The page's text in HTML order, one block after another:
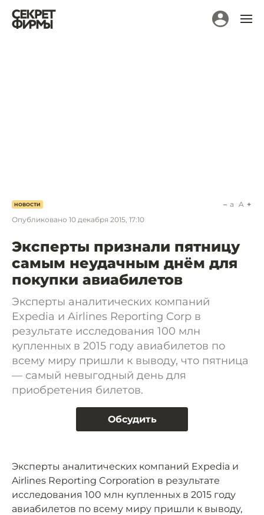
НОВОСТИ
Опубликовано 10 декабря 2015, 17:10
a A
Эксперты признали пятницу
самым неудачным днём для
покупки авиабилетов
Эксперты аналитических компаний
Expedia и Airlines Reporting Corp в
результате исследования 100 млн
купленных в 2015 году авиабилетов по
всему миру пришли к выводу, что пятница
— самый невыгодный день для
приобретения билетов.
Обсудить
Эксперты аналитических компаний Expedia и
Airlines Reporting Corporation в результате
исследования 100 млн купленных в 2015 году
авиабилетов по всему миру пришли к выводу,